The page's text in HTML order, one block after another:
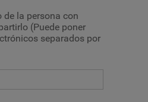
de la persona con
(Puede poner
separados por